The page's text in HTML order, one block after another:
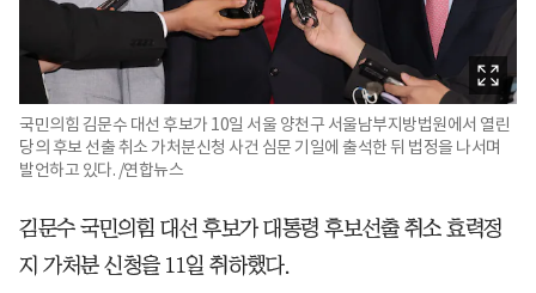
국민의힘 김문수 대선 후보가 10일 서울 양천구 서울남부지방법원에서 열린
당의 후보 선출 취소 가처분신청 사건 심문 기일에 출석한 뒤 법정을 나서며
발언하고 있다. /연합뉴스
김문수 국민의힘 대선 후보가 대통령 후보선출 취소 효력정
지 가처분 신청을 11일 취하했다.